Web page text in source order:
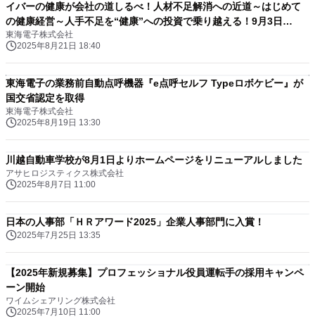
イバーの健康が会社の道しるべ！人材不足解消への近道～はじめて
の健康経営～人手不足を“健康”への投資で乗り越える！9月3日
（水）無料開催
東海電子株式会社
2025年8月21日 18:40
東海電子の業務前自動点呼機器『e点呼セルフ Typeロボケビー』が
国交省認定を取得
東海電子株式会社
2025年8月19日 13:30
川越自動車学校が8月1日よりホームページをリニューアルしました
アサヒロジスティクス株式会社
2025年8月7日 11:00
日本の人事部「ＨＲアワード2025」企業人事部門に入賞！
2025年7月25日 13:35
【2025年新規募集】プロフェッショナル役員運転手の採用キャンペ
ーン開始
ワイムシェアリング株式会社
2025年7月10日 11:00